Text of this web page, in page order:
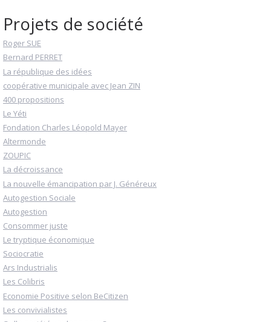
Projets de société
Roger SUE
Bernard PERRET
La république des idées
coopérative municipale avec Jean ZIN
400 propositions
Le Yéti
Fondation Charles Léopold Mayer
Altermonde
ZOUPIC
La décroissance
La nouvelle émancipation par J. Généreux
Autogestion Sociale
Autogestion
Consommer juste
Le tryptique économique
Sociocratie
Ars Industrialis
Les Colibris
Economie Positive selon BeCitizen
Les convivialistes